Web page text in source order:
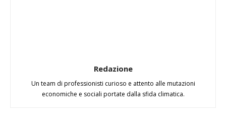
Redazione
Un team di professionisti curioso e attento alle mutazioni
economiche e sociali portate dalla sfida climatica.